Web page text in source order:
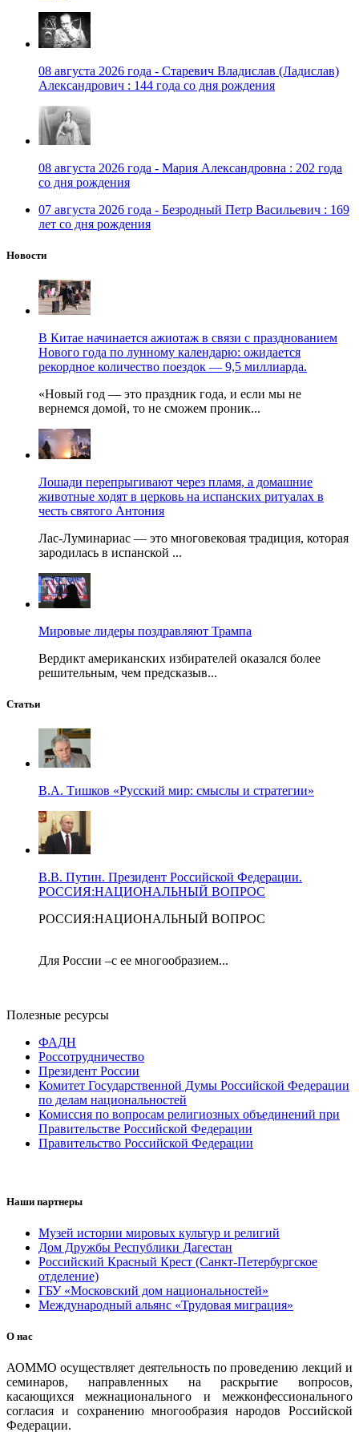
08 августа 2026 года - Старевич Владислав (Ладислав)
Александрович : 144 года со дня рождения
08 августа 2026 года - Мария Александровна : 202 года
со дня рождения
07 августа 2026 года - Безродный Петр Васильевич : 169
лет со дня рождения
Новости
В Китае начинается ажиотаж в связи с празднованием
Нового года по лунному календарю: ожидается
рекордное количество поездок — 9,5 миллиарда.
«Новый год — это праздник года, и если мы не
вернемся домой, то не сможем проник...
Лошади перепрыгивают через пламя, а домашние
животные ходят в церковь на испанских ритуалах в
честь святого Антония
Лас-Луминариас — это многовековая традиция, которая
зародилась в испанской ...
Мировые лидеры поздравляют Трампа
Вердикт американских избирателей оказался более
решительным, чем предсказыв...
Статьи
В.А. Тишков «Русский мир: смыслы и стратегии»
В.В. Путин. Президент Российской Федерации.
РОССИЯ:НАЦИОНАЛЬНЫЙ ВОПРОС
РОССИЯ:НАЦИОНАЛЬНЫЙ ВОПРОС
Для России –с ее многообразием...
Полезные ресурсы
ФАДН
Россотрудничество
Президент России
Комитет Государственной Думы Российской Федерации
по делам национальностей
Комиссия по вопросам религиозных объединений при
Правительстве Российской Федерации
Правительство Российской Федерации
Наши партнеры
Музей истории мировых культур и религий
Дом Дружбы Республики Дагестан
Российский Красный Крест (Санкт-Петербургское
отделение)
ГБУ «Московский дом национальностей»
Международный альянс «Трудовая миграция»
О нас
АОММО осуществляет деятельность по проведению лекций и
семинаров, направленных на раскрытие вопросов,
касающихся межнационального и межконфессионального
согласия и сохранению многообразия народов Российской
Федерации.